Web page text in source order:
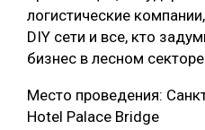
логистические
DIY сети и все, кто
бизнес в лесном
Место проведения:
Hotel Palace Bridge